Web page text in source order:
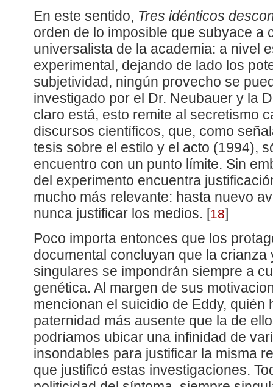
En este sentido, Tres idénticos
orden de lo imposible que subyace a
universalista de la academia: a nivel
experimental, dejando de lado los
subjetividad, ningún provecho se
investigado por el Dr. Neubauer y la
claro está, esto remite al secretismo
discursos científicos, que, como
tesis sobre el estilo y el acto (1994),
encuentro con un punto límite. Sin
del experimento encuentra
mucho más relevante: hasta nuevo
nunca justificar los medios. [18]
Poco importa entonces que los
documental concluyan que la crianza
singulares se impondrán siempre a
genética. Al margen de sus
mencionan el suicidio de Eddy, quién
paternidad más ausente que la de
podríamos ubicar una infinidad de
insondables para justificar la misma
que justificó estas investigaciones.